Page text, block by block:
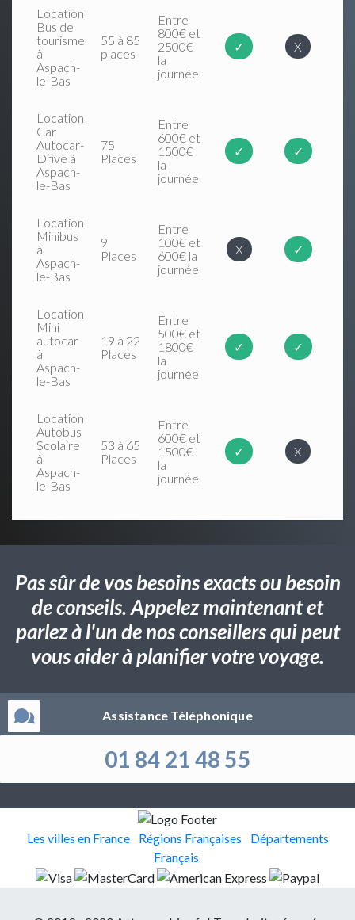
Location
Bus de
tourisme
à
Aspach-
le-Bas
55 à 85
places
Entre
800€ et
2500€
la
journée
✓ X
Location
Car
Autocar-
Drive à
Aspach-
le-Bas
75
Places
Entre
600€ et
1500€
la
journée
✓ ✓
Location
Minibus
à
Aspach-
le-Bas
9
Places
Entre
100€ et
600€ la
journée
X ✓
Location
Mini
autocar
à
Aspach-
le-Bas
19 à 22
Places
Entre
500€ et
1800€
la
journée
✓ ✓
Location
Autobus
Scolaire
à
Aspach-
le-Bas
53 à 65
Places
Entre
600€ et
1500€
la
journée
✓ X
Pas sûr de vos besoins exacts ou besoin
de conseils. Appelez maintenant et
parlez à l'un de nos conseillers qui peut
vous aider à planifier votre voyage.
Assistance Téléphonique
01 84 21 48 55
Les villes en France Régions Françaises
Départements
Français